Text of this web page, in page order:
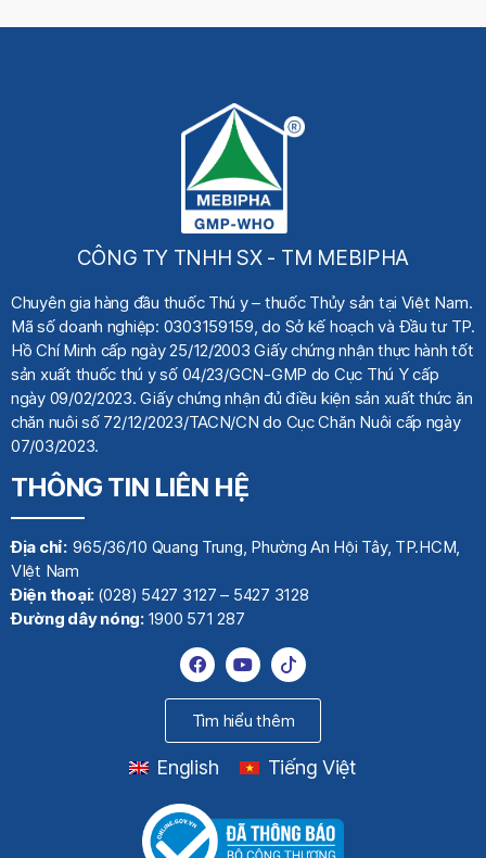
CÔNG TY TNHH SX - TM MEBIPHA
Chuyên gia hàng đầu thuốc Thú y– thuốc Thủy sản tại Việt Nam.
Mã số doanh nghiệp: 0303159159, do Sở kế hoạch và Đầu tư TP.
Hồ Chí Minh cấp ngày 25/12/2003 Giấy chứng nhận thực hành tốt
sản xuất thuốc thú y số 04/23/GCN-GMP do Cục Thú Y cấp
ngày 09/02/2023. Giấy chứng nhận đủ điều kiện sản xuất thức ăn
chăn nuôi số 72/12/2023/TACN/CN do Cục Chăn Nuôi cấp ngày
07/03/2023.
THÔNG TIN LIÊN HỆ
Địa chỉ:965/36/10 Quang Trung, Phường An Hội Tây, TP.HCM,
VIệt Nam
Điện thoại: (028) 5427 3127 – 5427 3128
Đường dây nóng: 1900 571 287
Tìm hiểu thêm
English Tiếng Việt